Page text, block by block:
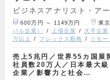
ビジネスアナリスト・ア
600万円 ～ 1149万円 東
バル企業）
上場企業 大手企業
万以上
フレックス勤務 リモ
売上5兆円／世界55カ国展
社員数20万人／日本最大
企業／影響力と社会…